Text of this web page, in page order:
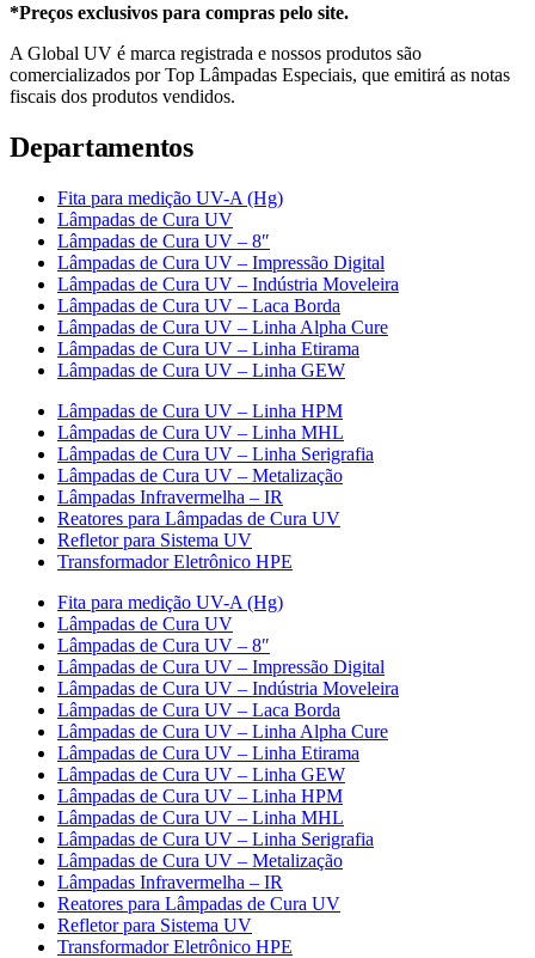
*Preços exclusivos para compras pelo site.
A Global UV é marca registrada e nossos produtos são
comercializados por Top Lâmpadas Especiais, que emitirá as notas
fiscais dos produtos vendidos.
Departamentos
Fita para medição UV-A (Hg)
Lâmpadas de Cura UV
Lâmpadas de Cura UV – 8″
Lâmpadas de Cura UV – Impressão Digital
Lâmpadas de Cura UV – Indústria Moveleira
Lâmpadas de Cura UV – Laca Borda
Lâmpadas de Cura UV – Linha Alpha Cure
Lâmpadas de Cura UV – Linha Etirama
Lâmpadas de Cura UV – Linha GEW
Lâmpadas de Cura UV – Linha HPM
Lâmpadas de Cura UV – Linha MHL
Lâmpadas de Cura UV – Linha Serigrafia
Lâmpadas de Cura UV – Metalização
Lâmpadas Infravermelha – IR
Reatores para Lâmpadas de Cura UV
Refletor para Sistema UV
Transformador Eletrônico HPE
Fita para medição UV-A (Hg)
Lâmpadas de Cura UV
Lâmpadas de Cura UV – 8″
Lâmpadas de Cura UV – Impressão Digital
Lâmpadas de Cura UV – Indústria Moveleira
Lâmpadas de Cura UV – Laca Borda
Lâmpadas de Cura UV – Linha Alpha Cure
Lâmpadas de Cura UV – Linha Etirama
Lâmpadas de Cura UV – Linha GEW
Lâmpadas de Cura UV – Linha HPM
Lâmpadas de Cura UV – Linha MHL
Lâmpadas de Cura UV – Linha Serigrafia
Lâmpadas de Cura UV – Metalização
Lâmpadas Infravermelha – IR
Reatores para Lâmpadas de Cura UV
Refletor para Sistema UV
Transformador Eletrônico HPE